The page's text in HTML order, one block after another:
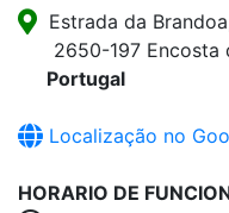
Estrada da
2650-197 Encosta
Portugal
Localização no
HORARIO DE